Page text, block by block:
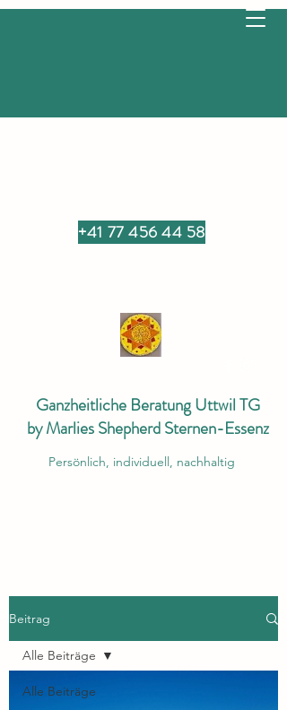
Ganzheitliche Beratung Uttwil TG
by Marlies Shepherd Sternen-Essenz
Persönlich, individuell, nachhaltig
+41 77 456 44 58
Beitrag
Alle Beiträge
Alle Beiträge